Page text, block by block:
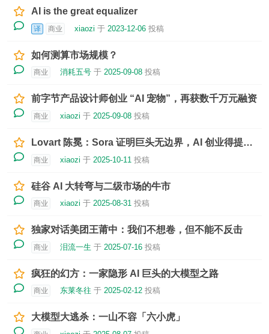
AI is the great equalizer
译 商业 xiaozi 于 2023-12-06 投稿
如何测算市场规模？
商业 消耗五号 于 2025-09-08 投稿
前字节产品设计师创业 “AI 宠物”，再获数千万元融资
商业 xiaozi 于 2025-09-08 投稿
Lovart 陈冕：Sora 证明巨头无边界，AI 创业得提前描绘未来
商业 xiaozi 于 2025-10-11 投稿
硅谷 AI 大转弯与二级市场的牛市
商业 xiaozi 于 2025-08-31 投稿
独家对话美团王莆中：我们不想卷，但不能不反击
商业 泪流一生 于 2025-07-16 投稿
疯狂的幻方：一家隐形 AI 巨头的大模型之路
商业 东莱冬往 于 2025-02-12 投稿
大模型大逃杀：一山不容「六小虎」